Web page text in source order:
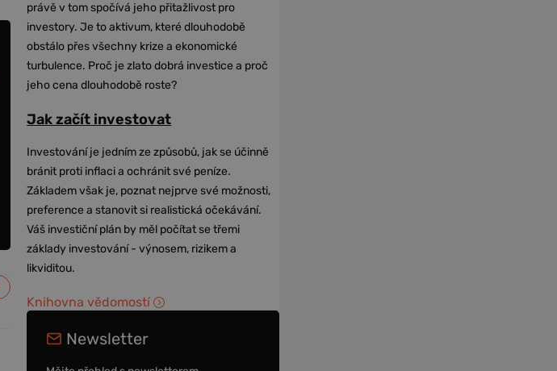
právě v tom spočívá jeho přitažlivost pro
investory. Je to aktivum, které dlouhodobě
obstálo přes všechny krize a ekonomické
turbulence. Proč je zlato dobrá investice a proč
jeho cena dlouhodobě roste?
Jak začít investovat
Investování je jedním ze způsobů, jak se účinně
bránit proti inflaci a ochránit své peníze.
Základem však je, poznat nejprve své možnosti,
preference a stanovit si realistická očekávání.
Váš investiční plán by měl počítat se třemi
základy investování - výnosem, rizikem a
likviditou.
Knihovna vědomostí
Newsletter